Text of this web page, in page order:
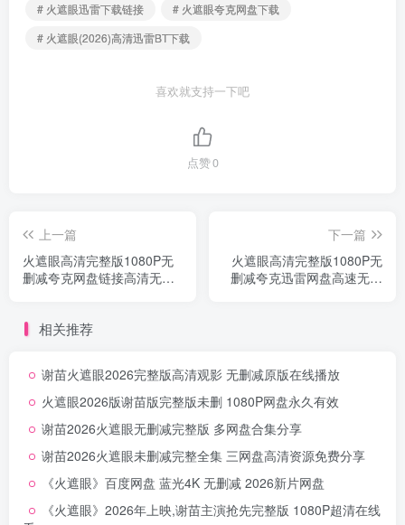
# 火遮眼迅雷下载链接
# 火遮眼夸克网盘下载
# 火遮眼(2026)高清迅雷BT下载
喜欢就支持一下吧
点赞0
上一篇
火遮眼高清完整版1080P无
删减夸克网盘链接高清无删
下一篇
火遮眼高清完整版1080P无
删减夸克迅雷网盘高速无删
相关推荐
谢苗火遮眼2026完整版高清观影 无删减原版在线播放
火遮眼2026版谢苗版完整版未删 1080P网盘永久有效
谢苗2026火遮眼无删减完整版 多网盘合集分享
谢苗2026火遮眼未删减完整全集 三网盘高清资源免费分享
《火遮眼》百度网盘 蓝光4K 无删减 2026新片网盘
《火遮眼》2026年上映,谢苗主演抢先完整版 1080P超清在线